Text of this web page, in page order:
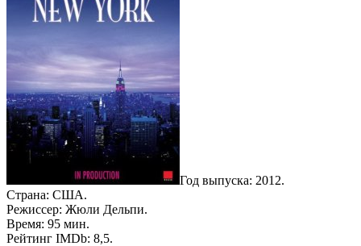
Год выпуска: 2012.
Страна: США.
Режиссер: Жюли Дельпи.
Время: 95 мин.
Рейтинг IMDb: 8,5.